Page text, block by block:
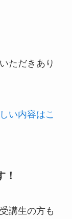
ただきあり
い内容はこ
講生の方も